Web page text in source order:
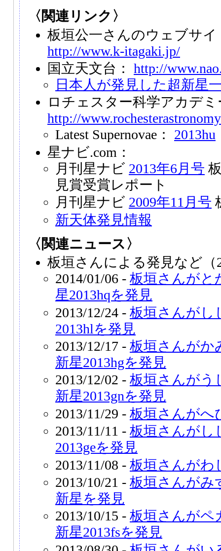
〈関連リンク〉
板垣公一さんのウェブサイ
http://www.k-itagaki.jp/
国立天文台： http://
日本人が発見した超新星
ロチェスター科学アカデミ
http://
Latest Supernovae： 2013hu
星ナビ.com：
月刊星ナビ 2013年6月号
見賞受賞レポート
月刊星ナビ 2009年11月号
新天体発見情報
〈関連ニュース〉
板垣さんによる発見など（
2014/01/06 - 板垣さんがと
星2013hqを発見
2013/12/24 - 板垣さんがし
2013hlを発見
2013/12/17 - 板垣さんがか
新星2013hgを発見
2013/12/02 - 板垣さんがう
新星2013gnを発見
2013/11/29 - 板垣さんがへ
2013/11/11 - 板垣さんがし
2013geを発見
2013/11/08 - 板垣さんがわ
2013/10/21 - 板垣さんがみ
新星を発見
2013/10/15 - 板垣さんがペ
新星2013fsを発見